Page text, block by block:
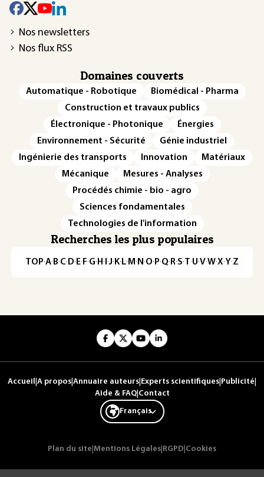
Nos newsletters
Nos flux RSS
Domaines couverts
Automatique - Robotique
Biomédical - Pharma
Construction et travaux publics
Électronique - Photonique
Énergies
Environnement - Sécurité
Génie industriel
Ingénierie des transports
Innovation
Matériaux
Mécanique
Mesures - Analyses
Procédés chimie - bio - agro
Sciences fondamentales
Technologies de l'information
Recherches les plus populaires
TOP·A·B·C· D· E· F·G· H · ·J· K· L· M · N ·O· P·Q· R·S·T·U·V·W·X·Y·Z
Accueil A propos Annuaire auteurs Experts scientifiques Publicité
Aide & FAQ| Contact
Français
Plan du site Mentions Légales RGPD Cookies